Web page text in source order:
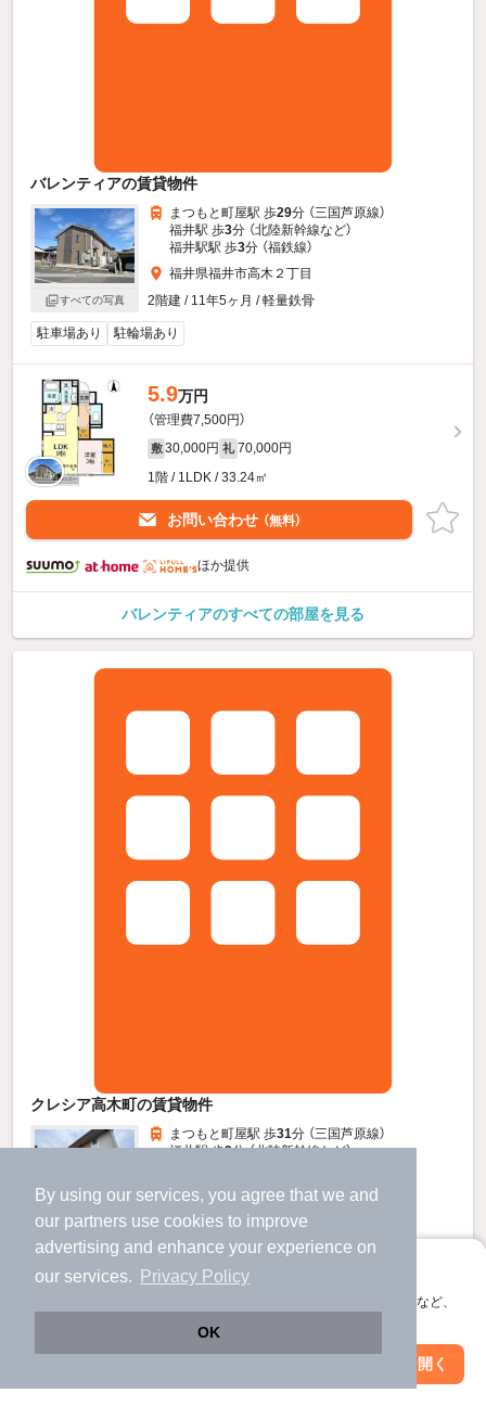
By using our services, you agree that we and
our partners use cookies to improve
advertising and enhance your experience on
our services.
Privacy Policy
OK
アプリに切り替えて、サクサクお部屋探し
会員登録なしですぐ使える。マップ検索やお気に入り保存など、
アプリを開く
バレンティアの賃貸物件
すべての写真
まつもと町屋駅 歩29分 （三国芦原線）
福井駅 歩3分 （北陸新幹線など）
福井駅駅 歩3分 （福鉄線）
福井県福井市高木２丁目
2階建 / 11年5ヶ月 / 軽量鉄骨
駐車場あり 駐輪場あり
5.9万円
（管理費7,500円）
敷 30,000円 礼 70,000円
1階 / 1LDK / 33.24㎡
お問い合わせ （無料）
ほか提供
バレンティアのすべての部屋を見る
クレシア高木町の賃貸物件
すべての写真
まつもと町屋駅 歩31分 （三国芦原線）
福井駅 歩2分 （北陸新幹線など）
福井県福井市高木町
2階建 / 12年4ヶ月 / 軽量鉄骨
駐車場あり 駐輪場あり
5.7万円
（管理費7,000円）
絞り込み条件を変更